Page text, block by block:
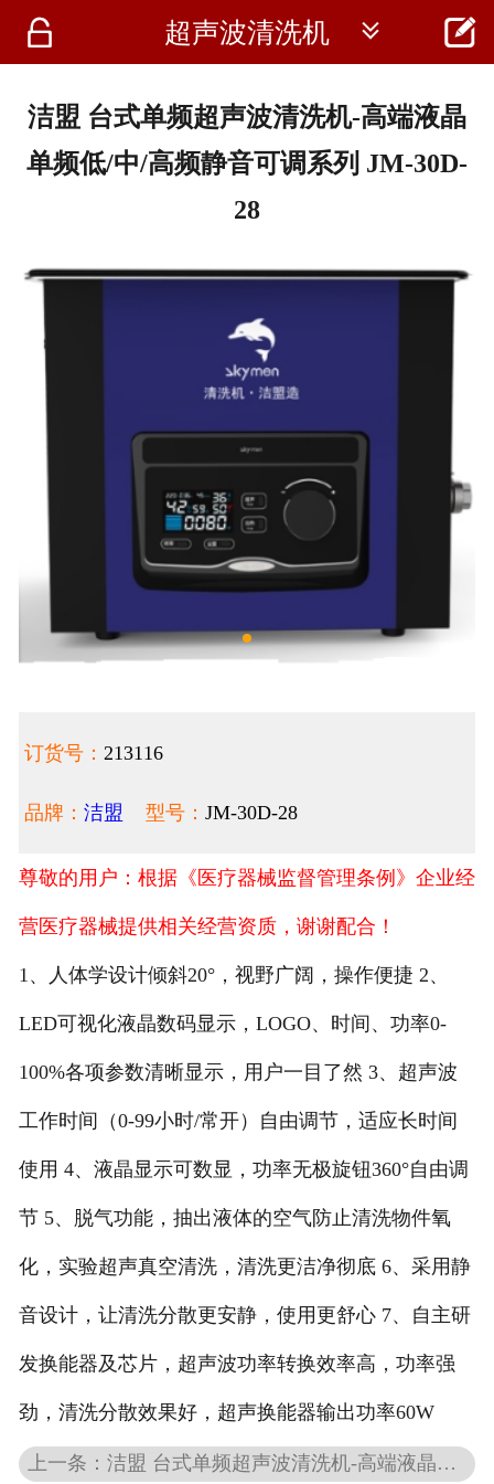
 首页
 超声波清洗机  
洁盟 台式单频超声波清洗机-高端液晶
单频低/中/高频静音可调系列 JM-30D-
28
订货号： 213116
品牌： 洁盟 型号： JM-30D-28
尊敬的用户：根据《医疗器械监督管理条例》企业经
营医疗器械提供相关经营资质，谢谢配合！
1、人体学设计倾斜20°，视野广阔，操作便捷 2、
LED可视化液晶数码显示，LOGO、时间、功率0-
100%各项参数清晰显示，用户一目了然 3、超声波
工作时间（0-99小时/常开）自由调节，适应长时间
使用 4、液晶显示可数显，功率无极旋钮360°自由调
节 5、脱气功能，抽出液体的空气防止清洗物件氧
化，实验超声真空清洗，清洗更洁净彻底 6、采用静
音设计，让清洗分散更安静，使用更舒心 7、自主研
发换能器及芯片，超声波功率转换效率高，功率强
劲，清洗分散效果好，超声换能器输出功率60W
上一条：洁盟 台式单频超声波清洗机-高端液晶单频低/中/高频静音可调系列 JM-38D-28